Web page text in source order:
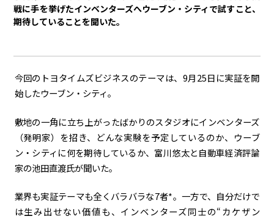
スポーツ
TOYOTA GAZOO Racing
クルマ
ヤリス e-Palette
テクノロジー
戦に手を挙げたインベンターズへウーブン・シティで試すこと、
期待していることを聞いた。
今回のトヨタイムズビジネスのテーマは、9月25日に実証を開
始したウーブン・シティ。
敷地の一角に立ち上がったばかりのスタジオにインベンターズ
（発明家）を招き、どんな実験を予定しているのか、ウーブ
ン・シティに何を期待しているか、富川悠太と自動車経済評論
家の池田直渡氏が聞いた。
業界も実証テーマも全くバラバラな7者*。一方で、自分だけで
は生み出せない価値も、インベンターズ同士の“カケザン